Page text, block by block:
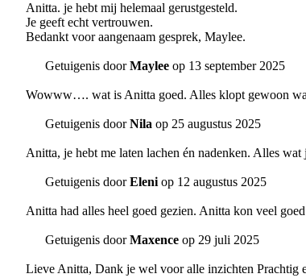
Anitta. je hebt mij helemaal gerustgesteld.
Je geeft echt vertrouwen.
Bedankt voor aangenaam gesprek, Maylee.
Getuigenis doorMaylee op 13 september 2025
Wowww…. wat is Anitta goed. Alles klopt gewoon
Getuigenis doorNila op 25 augustus 2025
Anitta, je hebt me laten lachen én nadenken. Alles
Getuigenis doorEleni op 12 augustus 2025
Anitta had alles heel goed gezien. Anitta kon veel
Getuigenis doorMaxence op 29 juli 2025
Lieve Anitta, Dank je wel voor alle inzichten Prachtig